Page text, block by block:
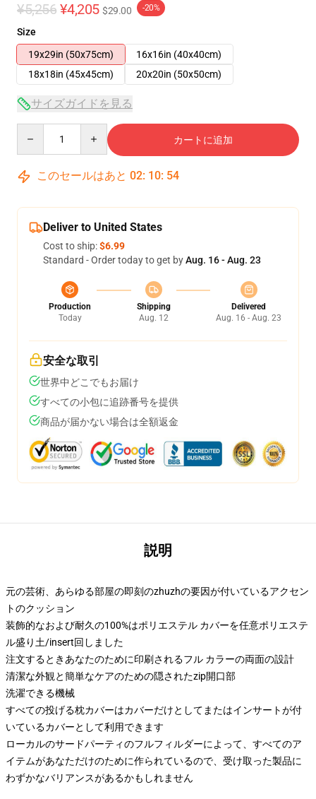
¥5,256 ¥4,205 $29.00 -20%
Size
19x29in (50x75cm)
16x16in (40x40cm)
18x18in (45x45cm)
20x20in (50x50cm)
サイズガイドを見る
カートに追加
このセールはあと 02: 10: 53
Deliver to United States
Cost to ship:$6.99
Standard - Order today to get byAug. 16 - Aug. 23
Production
Today
Shipping
Aug. 12
Delivered
Aug. 16 - Aug. 23
安全な取引
世界中どこでもお届け
すべての小包に追跡番号を提供
商品が届かない場合は全額返金
説明
元の芸術、あらゆる部屋の即刻のzhuzhの要因が付いているアクセン
トのクッション
装飾的なおよび耐久の100%はポリエステル カバーを任意ポリエステ
ル盛り土/insert回しました
注文するときあなたのために印刷されるフル カラーの両面の設計
清潔な外観と簡単なケアのための隠されたzip開口部
洗濯できる機械
すべての投げる枕カバーはカバーだけとしてまたはインサートが付
いているカバーとして利用できます
ローカルのサードパーティのフルフィルダーによって、すべてのア
イテムがあなただけのために作られているので、受け取った製品に
わずかなバリアンスがあるかもしれません